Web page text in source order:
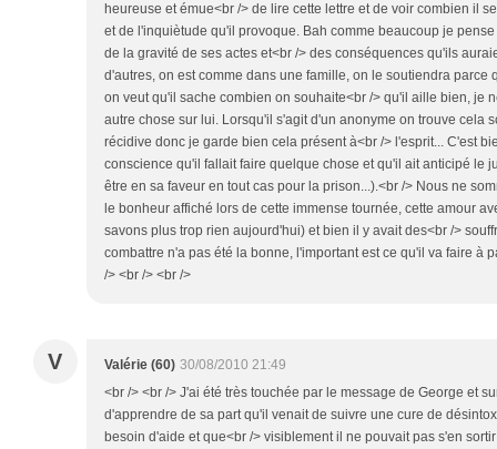
heureuse et émue<br /> de lire cette lettre et de voir combien il
et de l'inquiètude qu'il provoque. Bah comme beaucoup je
de la gravité de ses actes et<br /> des conséquences qu'ils
d'autres, on est comme dans une famille, on le soutiendra parce
on veut qu'il sache combien on souhaite<br /> qu'il aille bien, je
autre chose sur lui. Lorsqu'il s'agit d'un anonyme on trouve cela
récidive donc je garde bien cela présent à<br /> l'esprit... C'est
conscience qu'il fallait faire quelque chose et qu'il ait anticipé le
être en sa faveur en tout cas pour la prison...).<br /> Nous ne
le bonheur affiché lors de cette immense tournée, cette amour
savons plus trop rien aujourd'hui) et bien il y avait des<br />
combattre n'a pas été la bonne, l'important est ce qu'il va faire à
/> <br /> <br />
V Valérie (60) 30/08/2010 21:49
<br /> <br /> J'ai été très touchée par le message de George et
d'apprendre de sa part qu'il venait de suivre une cure de
besoin d'aide et que<br /> visiblement il ne pouvait pas s'en